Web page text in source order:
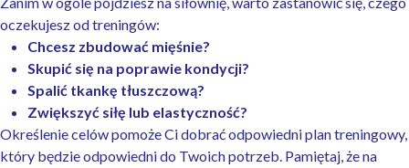
oczekujesz od treningów:
Chcesz zbudować mięśnie?
Skupić się na poprawie kondycji?
Spalić tkankę tłuszczową?
Zwiększyć siłę lub elastyczność?
Określenie celów pomoże Ci dobrać odpowiedni plan treningowy,
który będzie odpowiedni do Twoich potrzeb. Pamiętaj, że na